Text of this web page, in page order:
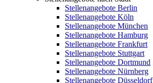
Stellenangebote Berlin
Stellenangebote Köln
Stellenangebote München
Stellenangebote Hamburg
Stellenangebote Frankfurt
Stellenangebote Stuttgart
Stellenangebote Dortmund
Stellenangebote Nürnberg
Stellenangebote Düsseldorf